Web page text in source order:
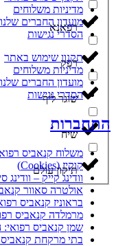
‮רפאנא‬
‮רפק‬
‮שוגר ליף‬
‮שיח‬
‮תיקון עולם‬
מדיניות משלוחים
מועדון החברים שלנו
הסדרי נגישות
תקנון שימוש באתר
מדיניות משלוחים
מועדון החברים שלנו
הסדרי נגישות
משלוח קנאביס רפואי
קוקיז (Cookies)
וודינג קייק – וודינג סי
אולטרה סאוור
בראוניז קנאביס רפואי
מרמלדה קנאביס
שמן קנאביס רפואי:
בתי מרקחת קנאביס